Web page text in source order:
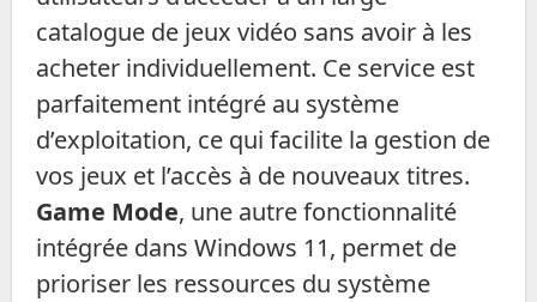
catalogue de jeux vidéo sans avoir à les
acheter individuellement. Ce service est
parfaitement intégré au système
d’exploitation, ce qui facilite la gestion de
vos jeux et l’accès à de nouveaux titres.
Game Mode, une autre fonctionnalité
intégrée dans Windows 11, permet de
prioriser les ressources du système